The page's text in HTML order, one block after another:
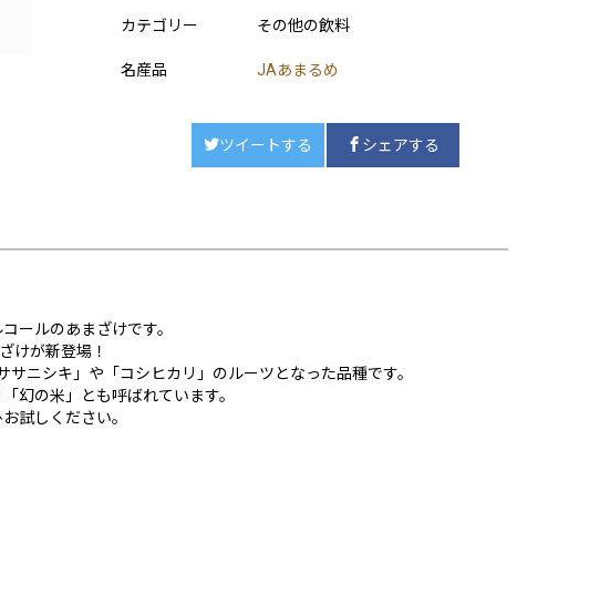
カテゴリー その他の飲料
名産品 JAあまるめ
ツイートする シェアする
ールのあまざけです。
けが新登場！
ニシキ」や「コシヒカリ」のルーツとなった品種です。
幻の米」とも呼ばれています。
試しください。